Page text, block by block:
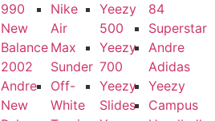
990
New
Balance
2002
Andre
New
Nike
Air
Max
Sunder
Off-
White
Yeezy
500
Yeezy
700
Yeezy
Slides
84
Superstar
Andre
Adidas
Yeezy
Campus